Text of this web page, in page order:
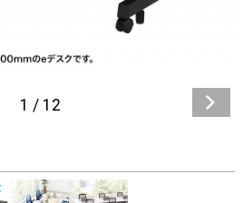
1 / 12